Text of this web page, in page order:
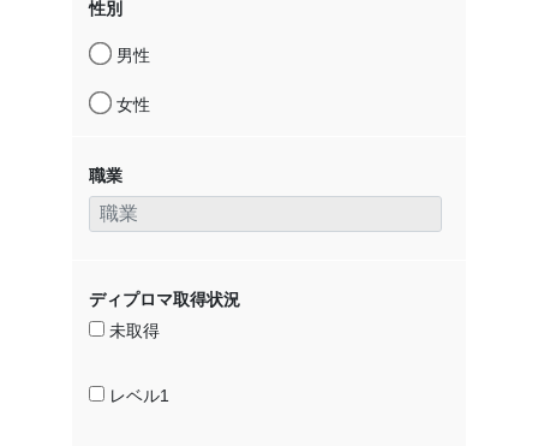
性別
男性
女性
職業
ディプロマ取得状況
未取得
レベル1